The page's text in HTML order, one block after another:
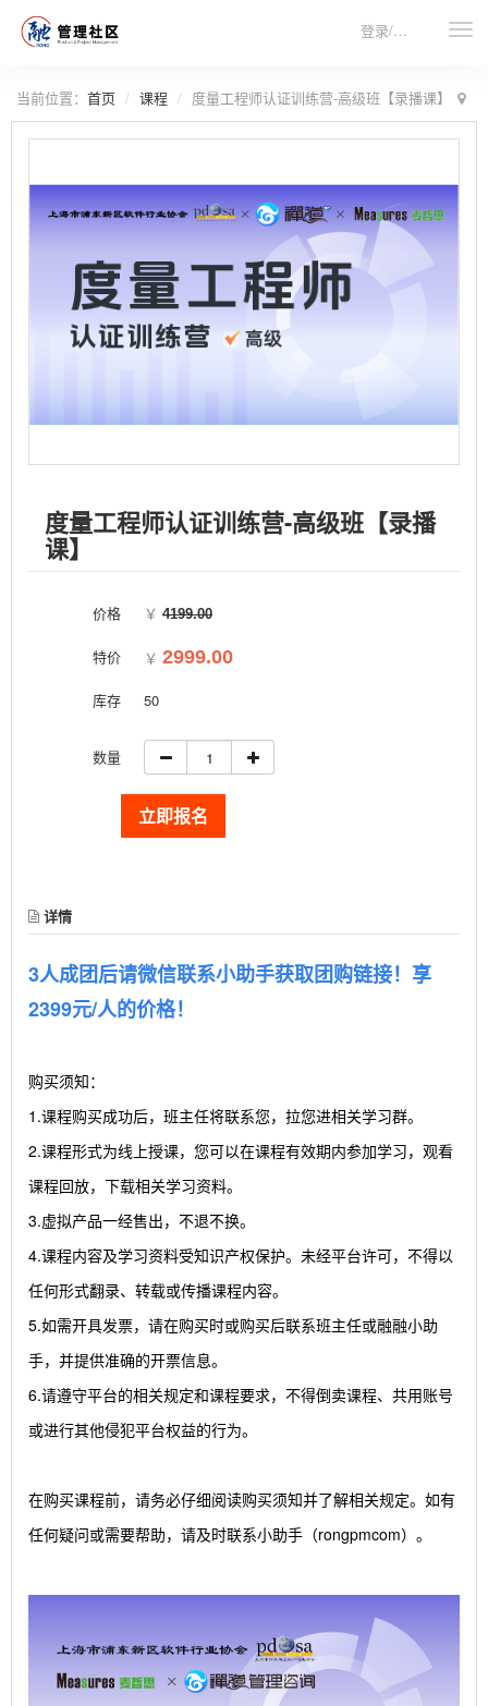
登录/注册
当前位置： 首页 课程 度量工程师认证训练营-高级班【录播课】
度量工程师认证训练营-高级班【录播
课】
价格 ￥ 4199.00
特价 ￥ 2999.00
库存 50
数量
立即报名
详情
3人成团后请微信联系小助手获取团购链接！享
2399元/人的价格！
购买须知：
1.课程购买成功后，班主任将联系您，拉您进相关学习群。
2.课程形式为线上授课，您可以在课程有效期内参加学习，观看
课程回放，下载相关学习资料。
3.虚拟产品一经售出，不退不换。
4.课程内容及学习资料受知识产权保护。未经平台许可，不得以
任何形式翻录、转载或传播课程内容。
5.如需开具发票，请在购买时或购买后联系班主任或融融小助
手，并提供准确的开票信息。
6.请遵守平台的相关规定和课程要求，不得倒卖课程、共用账号
或进行其他侵犯平台权益的行为。
在购买课程前，请务必仔细阅读购买须知并了解相关规定。如有
任何疑问或需要帮助，请及时联系小助手（rongpmcom）。